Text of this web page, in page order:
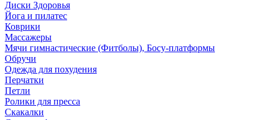
Диски Здоровья
Йога и пилатес
Коврики
Массажеры
Мячи гимнастические (Фитболы), Босу-платформы
Обручи
Одежда для похудения
Перчатки
Петли
Ролики для пресса
Скакалки